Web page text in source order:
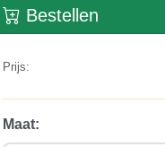
Bestellen
Prijs:
Maat: